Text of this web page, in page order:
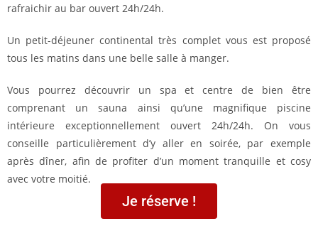
rafraichir au bar ouvert 24h/24h.
Un petit-déjeuner continental très complet vous est proposé
tous les matins dans une belle salle à manger.
Vous pourrez découvrir un spa et centre de bien être
comprenant un sauna ainsi qu’une magnifique piscine
intérieure exceptionnellement ouvert 24h/24h. On vous
conseille particulièrement d’y aller en soirée, par exemple
après dîner, afin de profiter d’un moment tranquille et cosy
avec votre moitié.
Je réserve !